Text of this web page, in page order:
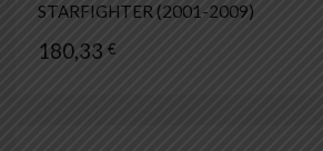
STARFIGHTER (2001-2009)
180,33 €